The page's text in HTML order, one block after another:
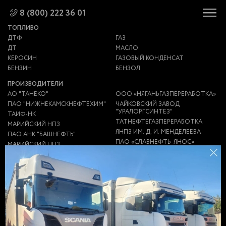
8 (800) 222 36 01
ТОПЛИВО
ДТФ
ДТ
КЕРОСИН
БЕНЗИН
ГАЗ
МАСЛО
ГАЗОВЫЙ КОНДЕНСАТ
БЕНЗОЛ
ПРОИЗВОДИТЕЛИ
АО "ТАНЕКО"
ПАО "НИЖНЕКАМСКНЕФТЕХИМ"
ТАИФ-НК
МАРИЙСКИЙ НПЗ
ПАО АНК "БАШНЕФТЬ"
МАРИЙСКИЙ НПЗ
ЯРОСЛАВСКИЙ НПЗ
ИМ.МЕНДЕЛЕЕВА (ЯНПЗ)
НПЗ "НС-ОЙЛ"
НИКОЛАЕВСКИЙ НПЗ
АНТИПИНСКИЙ НПЗ
НГДУ "ЕЛХОВНЕФТЬ"
УТНИИ ООО "ГАЗПРОМ ДОБЫЧА
УРЕНГОЙ"
ООО «НЯГАНЬГАЗПЕРЕРАБОТКА»
ЧАЙКОВСКИЙ ЗАВОД
"УРАЛОРГСИНТЕЗ"
ТАТНЕФТЕГАЗПЕРЕРАБОТКА
ЯНПЗ ИМ. Д. И. МЕНДЕЛЕЕВА
ПАО «СЛАВНЕФТЬ-ЯНОС»
ООО "ГСМ-ЛОГИСТИКА"
ЗАВОД НЗНП
ЗАВОД ЭКОТОН
ГАЗПРОМ
НПЗ
НЕФТЕБАЗА